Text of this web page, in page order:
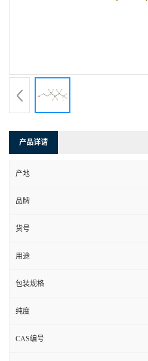
产品详请
产地
品牌
货号
用途
包装规格
纯度
CAS编号